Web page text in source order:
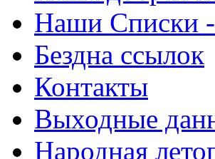
Наши Списки
Бездна ссылок
Контакты
Выходные
Народная